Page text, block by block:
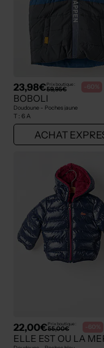
23,98€Prix boutique :
59,95€ -60%
BOBOLI
Doudoune - Poches jaune
T : 6 A
ACHAT
22,00€Prix boutique :
55,00€ -60%
ELLE EST OU LA